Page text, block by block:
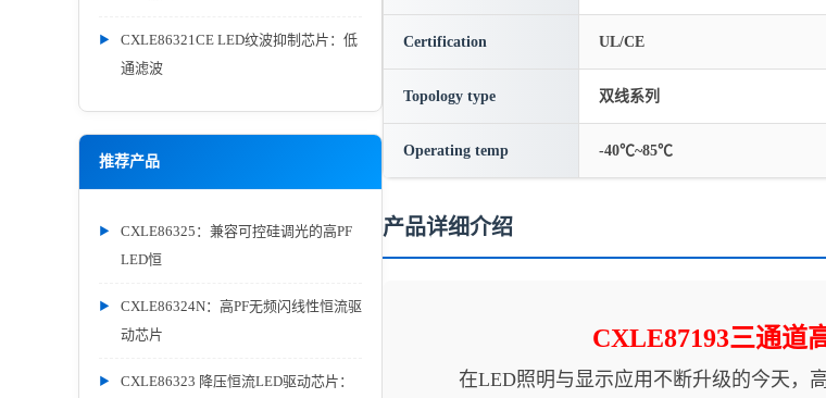
CXLE86321CE LED纹波抑制芯片：低
通滤波
推荐产品
CXLE86325：兼容可控硅调光的高PF
LED恒
CXLE86324N：高PF无频闪线性恒流驱
动芯片
CXLE86323 降压恒流LED驱动芯片：
Certification UL/CE
Topology type 双线系列
Operating temp -40℃~85℃
产品详细介绍
CXLE87193三通道
在LED照明与显示应用不断升级的今天，高